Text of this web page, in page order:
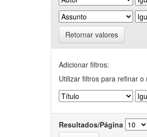
Retornar valores
Adicionar filtros:
Utilizar filtros para refinar
Resultados/Página